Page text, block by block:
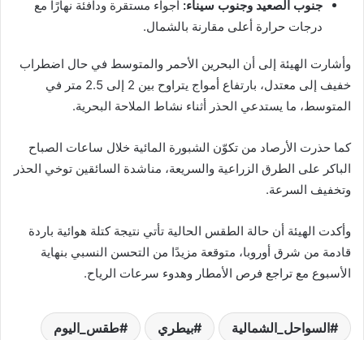
جنوب الصعيد وجنوب سيناء: أجواء مستقرة ودافئة نهارًا مع
درجات حرارة أعلى مقارنة بالشمال.
وأشارت الهيئة إلى أن البحرين الأحمر والمتوسط في حال اضطراب
خفيف إلى معتدل، بارتفاع أمواج يتراوح بين 2 إلى 2.5 متر في
المتوسط، ما يستدعي الحذر أثناء نشاط الملاحة البحرية.
كما حذرت الأرصاد من تكوّن الشبورة المائية خلال ساعات الصباح
الباكر على الطرق الزراعية والسريعة، مناشدة السائقين توخي الحذر
وتخفيف السرعة.
وأكدت الهيئة أن حالة الطقس الحالية تأتي نتيجة كتلة هوائية باردة
قادمة من شرق أوروبا، متوقعة مزيدًا من التحسن النسبي بنهاية
الأسبوع مع تراجع فرص الأمطار وهدوء سرعات الرياح.
السواحل_الشمالية بيطري طقس_اليوم